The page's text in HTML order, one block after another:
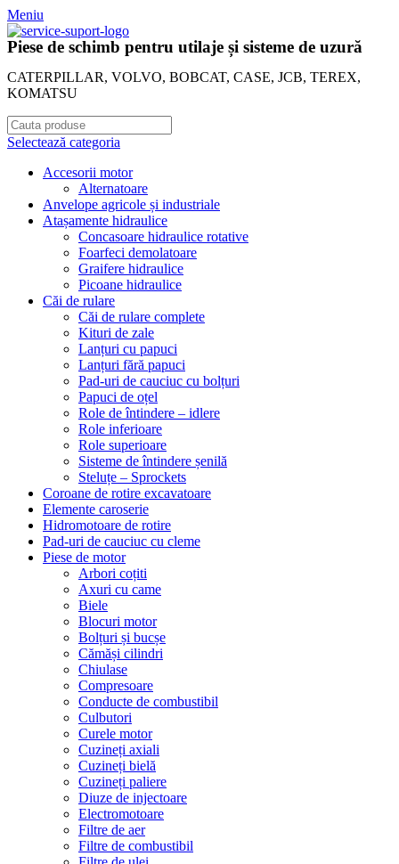
Meniu
Piese de schimb pentru utilaje și sisteme de uzură
CATERPILLAR, VOLVO, BOBCAT, CASE, JCB, TEREX,
KOMATSU
Selectează categoria
Accesorii motor
Alternatoare
Anvelope agricole și industriale
Atașamente hidraulice
Concasoare hidraulice rotative
Foarfeci demolatoare
Graifere hidraulice
Picoane hidraulice
Căi de rulare
Căi de rulare complete
Kituri de zale
Lanțuri cu papuci
Lanțuri fără papuci
Pad-uri de cauciuc cu bolțuri
Papuci de oțel
Role de întindere – idlere
Role inferioare
Role superioare
Sisteme de întindere șenilă
Steluțe – Sprockets
Coroane de rotire excavatoare
Elemente caroserie
Hidromotoare de rotire
Pad-uri de cauciuc cu cleme
Piese de motor
Arbori coțiti
Axuri cu came
Biele
Blocuri motor
Bolțuri și bucșe
Cămăși cilindri
Chiulase
Compresoare
Conducte de combustibil
Culbutori
Curele motor
Cuzineți axiali
Cuzineți bielă
Cuzineți paliere
Diuze de injectoare
Electromotoare
Filtre de aer
Filtre de combustibil